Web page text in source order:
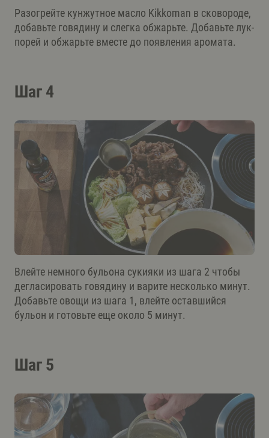
Разогрейте кунжутное масло Kikkoman в сковороде,
добавьте говядину и слегка обжарьте. Добавьте лук-
порей и обжарьте вместе до появления аромата.
Шаг 4
Влейте немного бульона сукияки из шага 2 чтобы
дегласировать говядину и варите несколько минут.
Добавьте овощи из шага 1, влейте оставшийся
бульон и готовьте еще около 5 минут.
Шаг 5